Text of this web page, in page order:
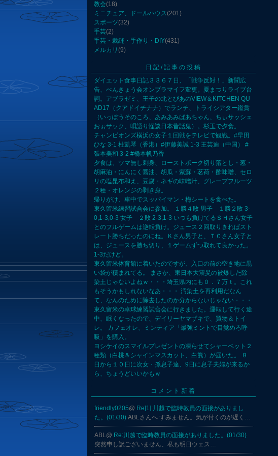
教会(18)
ミニチュア、ドールハウス(201)
スポーツ(32)
手芸(2)
手芸・裁縫・手作り・DIY(431)
メルカリ (9)
日記/記事の投稿
ダイエット食事日記３３６７日、「戦争反対！」新聞広
告、べんきょう会オンブラマイフ変更。夏まつりライブ台
詞。アブラゼミ、王子の北とぴあのVIEW＆KITCHEN QU
AD17（クアドイチナナ）でランチ、トライシアター鑑賞
（いっぽうそのころ、あみあみばあちゃん、ちぃサッシェ
おぉサック、唄語り怪談日本昔話鬼）。杉玉で夕食。
チャンピオンズ横浜の女子１回戦をテレビで観戦。#早田
ひな 3-1 杜凱琴（香港）#伊藤美誠 1-3 王芸迪（中国） #
張本美和 3-2 #橋本帆乃香
夕食は、ツマ無し刺身、ローストポーク切り落とし・葱・
胡麻油・にんにく醤油、胡瓜・紫蘇・茗荷・酢味噌、セロ
リの塩昆布和え、豆腐・ネギの味噌汁、グレープフルーツ
２種・オレンジの剥き身。
帰りがけ、車中でスッパイマン・梅シートを食べた。
東久留米練習試合会に参加。 １勝４敗 男子 １勝２敗 3-
0,1-3,0-3 女子 ２敗 2-3,1-3 いつも負けてるＳＨさん女子
とのフルゲームは逆転負け。ジュース２回取りきればスト
レート勝ちだったのにね。Ｋさん男子と、ＴＣさん女子と
は、ジュースを勝ち切り、１ゲームずつ取れて良かった。
1-3だけど。
東久留米体育館に着いたのですが、入口の前の空き地に黒
い袋が積まれてる。 まさか、東日本大震災の被爆した除
染土じゃないよねｗ・・・埼玉県内にも０．７万ｔ。これ
もそうかもしれないなあ・・・ 汚染土を再利用だなん
て、なんのために除去したのか分からないじゃない・・・
東久留米の卓球練習試合会に行きました。運転して行く途
中、眠くなったので、デイリーヤマザキで、買物＆トイ
レ。 カフェオレ、ミンティア「最強ミントで目覚めろ呼
吸」を購入。
ヨシケイのスマイルプレゼントの凍らせてシャーベット２
種類（白桃＆シャインマスカット、白熊）が届いた。 ８
日から１０日に次女・孫息子達、9日に息子夫婦が来るか
ら、ちょうどいいかもｗ
コメント新着
friendly0205@ Re[1]:川越で臨時教員の面接がありまし
た。(01/30) ABLさんへ すみません。気が付くのが遅く…
ABL@ Re:川越で臨時教員の面接がありました。(01/30)
突然申し訳ございません、私も明日ウェス…